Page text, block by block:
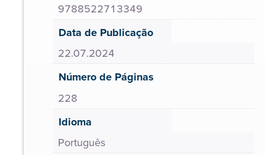
9788522713349
Data de Publicação
22.07.2024
Número de Páginas
228
Idioma
Português